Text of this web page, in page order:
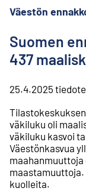
Väestön
Suomen
437
25.4.2025 tiedote
väkiluku oli
väkiluku kasvoi
Väestönkasvua
maahanmuuttoja
maastamuuttoja.
kuolleita.